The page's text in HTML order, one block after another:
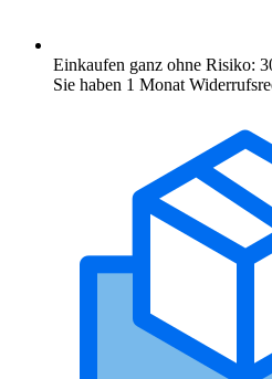
Einkaufen ganz ohne Risiko:
Sie haben 1 Monat